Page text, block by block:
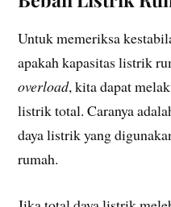
Untuk memeriksa
apakah kapasitas listrik
overload, kita dapat
listrik total. Caranya
daya listrik yang
rumah.